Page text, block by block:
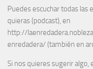
Puedes escuchar todas las
quieras (podcast), en
http://
enredadera/ (también en
Si nos quieres sugerir algo,